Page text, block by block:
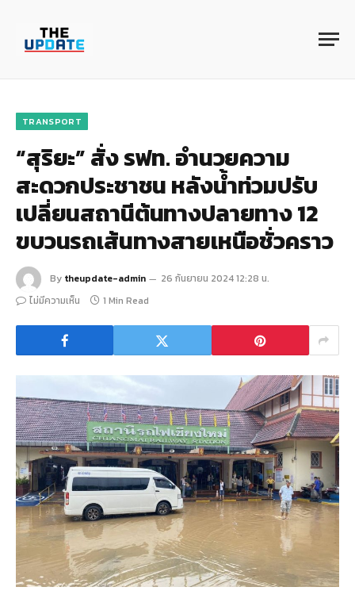
TRANSPORT
“สุริยะ” สั่ง รฟท. อำนวยความ
สะดวกประชาชน หลังน้ำท่วมปรับ
เปลี่ยนสถานีต้นทางปลายทาง 12
ขบวนรถเส้นทางสายเหนือชั่วคราว
By theupdate-admin
26 กันยายน 2024 12:28 น.
ไม่มีความเห็น
1 Min Read